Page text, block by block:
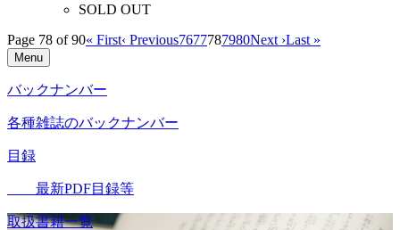
SOLD OUT
Page 78 of 90« First‹ Previous7677787980Next ›Last »
Menu
バックナンバー
各種雑誌のバックナンバー
目録
最新PDF目録等
取扱書籍一覧